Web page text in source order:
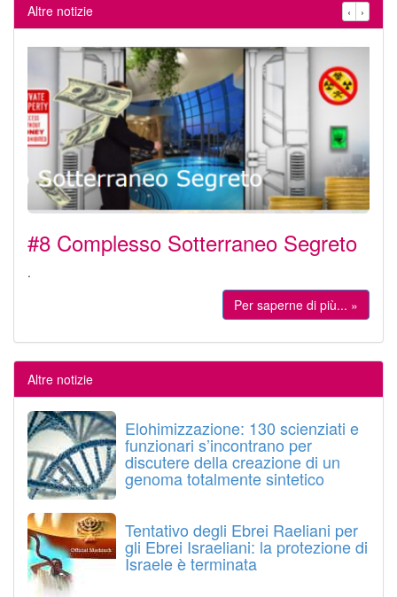
Altre notizie ‹ ›
#8 Complesso Sotterraneo Segreto
.
Per saperne di più... »
Altre notizie
Elohimizzazione: 130 scienziati e
funzionari s’incontrano per
discutere della creazione di un
genoma totalmente sintetico
Tentativo degli Ebrei Raeliani per
gli Ebrei Israeliani: la protezione di
Israele è terminata